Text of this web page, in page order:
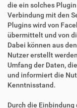
die ein solches
Verbindung mit den
Plugins wird von
übermittelt und von
Dabei können aus
Nutzer erstellt
Umfang der Daten,
und informiert die
Kenntnisstand.
Durch die